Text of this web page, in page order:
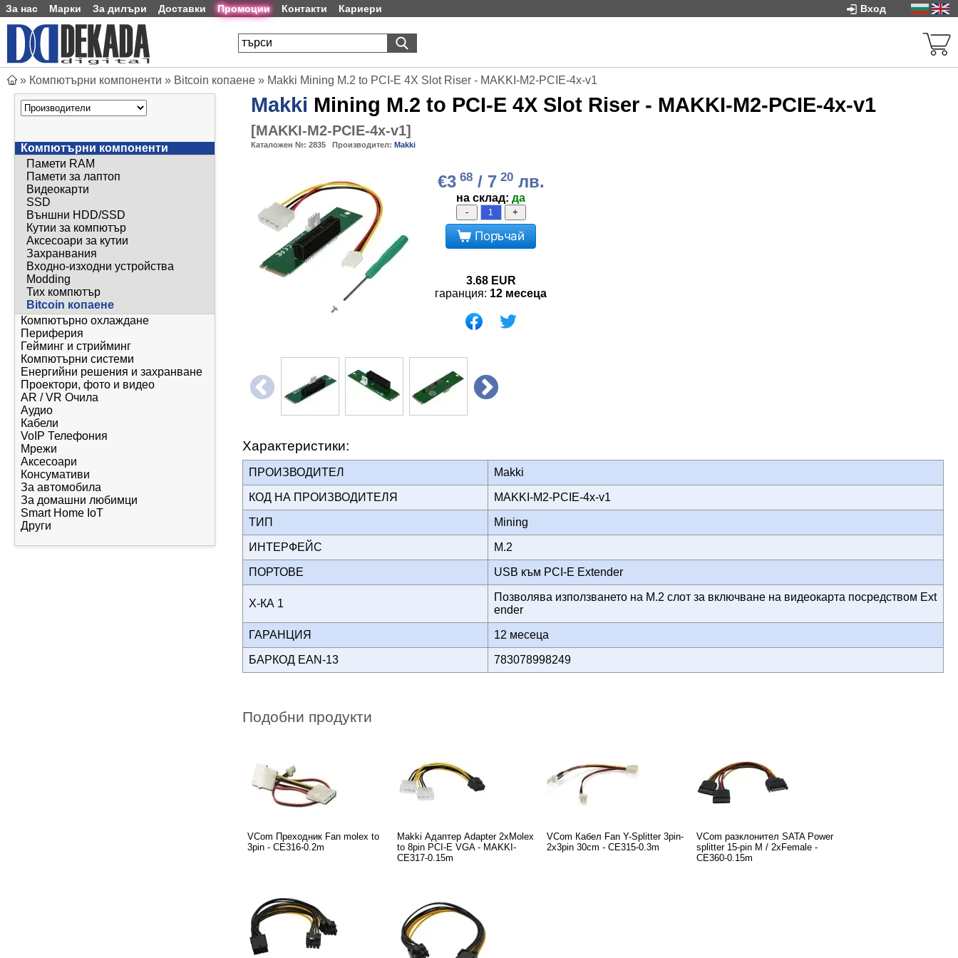
За нас Марки За дилъри Доставки Промоции Контакти Кариери Вход
» Компютърни компоненти » Bitcoin копаене » Makki Mining M.2 to PCI-E 4X Slot Riser - MAKKI-M2-PCIE-4x-v1
Компютърни компоненти
Памети RAM
Памети за лаптоп
Видеокарти
SSD
Външни HDD/SSD
Кутии за компютър
Аксесоари за кутии
Захранвания
Входно-изходни устройства
Modding
Тих компютър
Bitcoin копаене
Компютърно охлаждане
Периферия
Гейминг и стрийминг
Компютърни системи
Енергийни решения и захранване
Проектори, фото и видео
AR / VR Очила
Аудио
Кабели
VoIP Телефония
Мрежи
Аксесоари
Консумативи
За автомобила
За домашни любимци
Smart Home IoT
Други
Makki Mining M.2 to PCI-E 4X Slot Riser - MAKKI-M2-PCIE-4x-v1
[MAKKI-M2-PCIE-4x-v1]
Каталожен №: 2835 Производител: Makki
€3 68/ 720лв.
на склад: да
- +
Поръчай
3.68 EUR
гаранция: 12 месеца
Характеристики:
ПРОИЗВОДИТЕЛ Makki
КОД НА ПРОИЗВОДИТЕЛЯ MAKKI-M2-PCIE-4x-v1
ТИП Mining
ИНТЕРФЕЙС M.2
ПОРТОВЕ USB към PCI-E Extender
Х-КА 1
Позволява използването на M.2 слот за включване на видеокарта посредством Ext
ender
ГАРАНЦИЯ 12 месеца
БАРКОД EAN-13 783078998249
Подобни продукти
VCom Преходник Fan molex to
3pin - CE316-0.2m
Makki Адаптер Adapter 2xMolex
to 8pin PCI-E VGA - MAKKI-
CE317-0.15m
VCom Кабел Fan Y-Splitter 3pin-
2x3pin 30cm - CE315-0.3m
VCom разклонител SATA Power
splitter 15-pin M / 2xFemale -
CE360-0.15m